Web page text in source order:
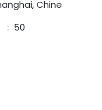
Chine
​: 50